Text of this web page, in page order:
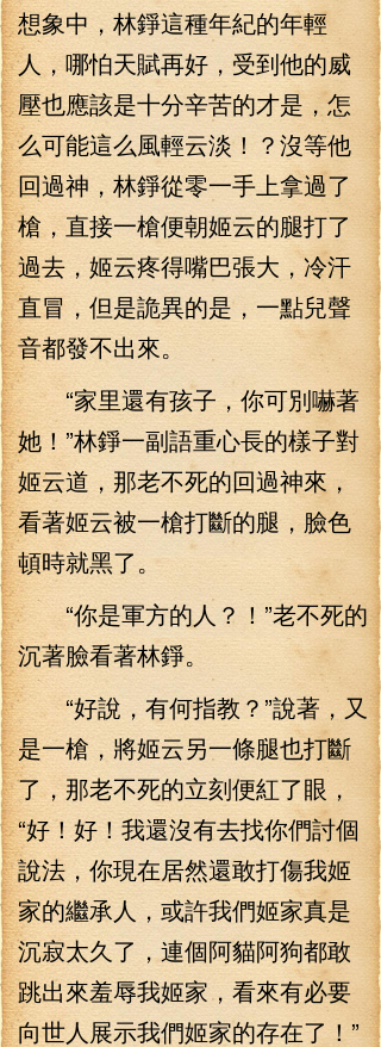
想象中，林錚這種年紀的年輕
人，哪怕天賦再好，受到他的威
壓也應該是十分辛苦的才是，怎
么可能這么風輕云淡！？沒等他
回過神，林錚從零一手上拿過了
槍，直接一槍便朝姬云的腿打了
過去，姬云疼得嘴巴張大，冷汗
直冒，但是詭異的是，一點兒聲
音都發不出來。
“家里還有孩子，你可別嚇著
她！”林錚一副語重心長的樣子對
姬云道，那老不死的回過神來，
看著姬云被一槍打斷的腿，臉色
頓時就黑了。
“你是軍方的人？！”老不死的
沉著臉看著林錚。
“好說，有何指教？”說著，又
是一槍，將姬云另一條腿也打斷
了，那老不死的立刻便紅了眼，
“好！好！我還沒有去找你們討個
說法，你現在居然還敢打傷我姬
家的繼承人，或許我們姬家真是
沉寂太久了，連個阿貓阿狗都敢
跳出來羞辱我姬家，看來有必要
向世人展示我們姬家的存在了！”